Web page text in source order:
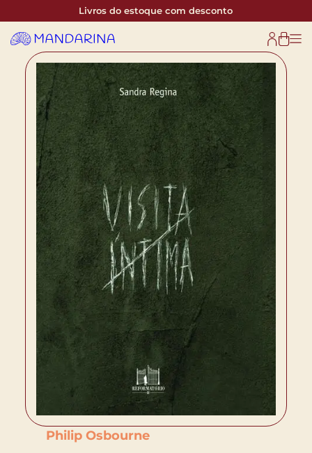
Livros do estoque com desconto
Philip Osbourne